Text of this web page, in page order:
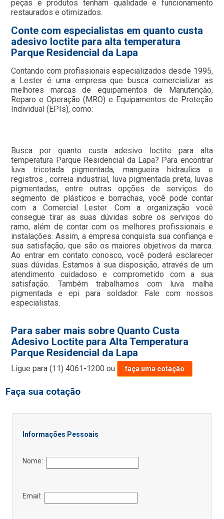
peças e produtos tenham qualidade e funcionamento
restaurados e otimizados.
Conte com especialistas em quanto custa
adesivo loctite para alta temperatura
Parque Residencial da Lapa
Contando com profissionais especializados desde 1995,
a Lester é uma empresa que busca comercializar as
melhores marcas de equipamentos de Manutenção,
Reparo e Operação (MRO) e Equipamentos de Proteção
Individual (EPIs), como:
Busca por quanto custa adesivo loctite para alta
temperatura Parque Residencial da Lapa? Para encontrar
luva tricotada pigmentada, mangueira hidraulica e
registros , correia industrial, luva pigmentada preta, luvas
pigmentadas, entre outras opções de serviços do
segmento de plásticos e borrachas, você pode contar
com a Comercial Lester. Com a organização você
consegue tirar as suas dúvidas sobre os serviços do
ramo, além de contar com os melhores profissionais e
instalações. Assim, a empresa conquista sua confiança e
sua satisfação, que são os maiores objetivos da marca.
Ao entrar em contato conosco, você poderá esclarecer
suas dúvidas. Estamos à sua disposição, através de um
atendimento cuidadoso e comprometido com a sua
satisfação. Também trabalhamos com luva malha
pigmentada e epi para soldador. Fale com nossos
especialistas.
Para saber mais sobre Quanto Custa
Adesivo Loctite para Alta Temperatura
Parque Residencial da Lapa
Ligue para(11) 4061-1200 ou faça uma cotação
Faça sua cotação
Informações Pessoais
Nome:
Email: